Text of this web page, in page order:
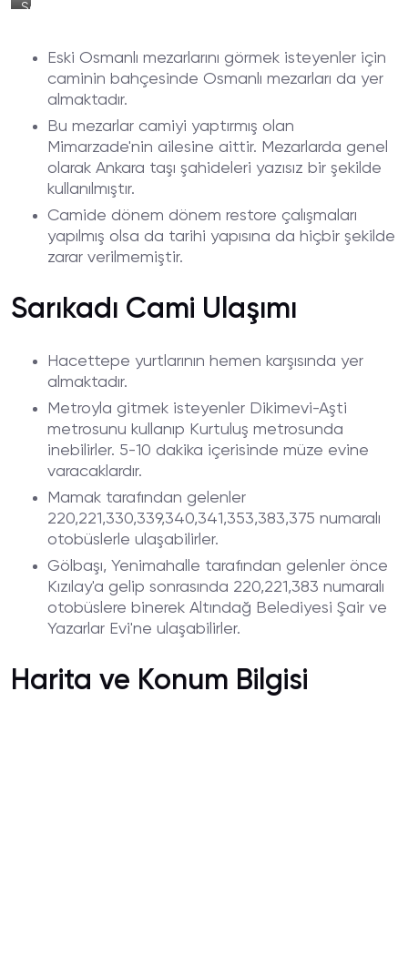
Sarıkadı
Eski Osmanlı mezarlarını görmek isteyenler için
caminin bahçesinde Osmanlı mezarları da yer
almaktadır.
Bu mezarlar camiyi yaptırmış olan
Mimarzade'nin ailesine aittir. Mezarlarda genel
olarak Ankara taşı şahideleri yazısız bir şekilde
kullanılmıştır.
Camide dönem dönem restore çalışmaları
yapılmış olsa da tarihi yapısına da hiçbir şekilde
zarar verilmemiştir.
Sarıkadı Cami Ulaşımı
Hacettepe yurtlarının hemen karşısında yer
almaktadır.
Metroyla gitmek isteyenler Dikimevi-Aşti
metrosunu kullanıp Kurtuluş metrosunda
inebilirler. 5-10 dakika içerisinde müze evine
varacaklardır.
Mamak tarafından gelenler
220,221,330,339,340,341,353,383,375 numaralı
otobüslerle ulaşabilirler.
Gölbaşı, Yenimahalle tarafından gelenler önce
Kızılay'a gelip sonrasında 220,221,383 numaralı
otobüslere binerek Altındağ Belediyesi Şair ve
Yazarlar Evi'ne ulaşabilirler.
Harita ve Konum Bilgisi